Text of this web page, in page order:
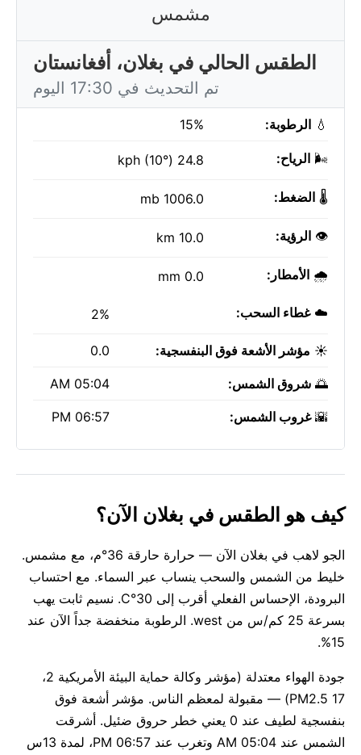
مشمس
الطقس الحالي في بغلان، أفغانستان
تم التحديث في 17:30 اليوم
💧 الرطوبة: 15%
🌬️ الرياح: 24.8 kph (10°)
🌡️ الضغط: 1006.0 mb
👁️ الرؤية: 10.0 km
🌧️ الأمطار: 0.0 mm
☁️غطاء السحب: 2%
☀️ مؤشر الأشعة فوق البنفسجية: 0.0
🌅 شروق الشمس: 05:04 AM
🌇غروب الشمس: 06:57 PM
كيف هو الطقس في بغلان الآن؟
الجو لاهب في بغلان الآن — حرارة حارقة 36°م، مع مشمس.
خليط من الشمس والسحب ينساب عبر السماء. مع احتساب
البرودة، الإحساس الفعلي أقرب إلى 30°C. نسيم ثابت يهب
بسرعة 25 كم/س من west. الرطوبة منخفضة جداً الآن عند
15%.
جودة الهواء معتدلة (مؤشر وكالة حماية البيئة الأمريكية 2،
PM2.5 17) — مقبولة لمعظم الناس. مؤشر أشعة فوق
بنفسجية لطيف عند 0 يعني خطر حروق ضئيل. أشرقت
الشمس عند 05:04 AM وتغرب عند 06:57 PM، لمدة 13س